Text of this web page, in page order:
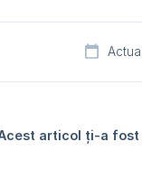
articol ți-a fost